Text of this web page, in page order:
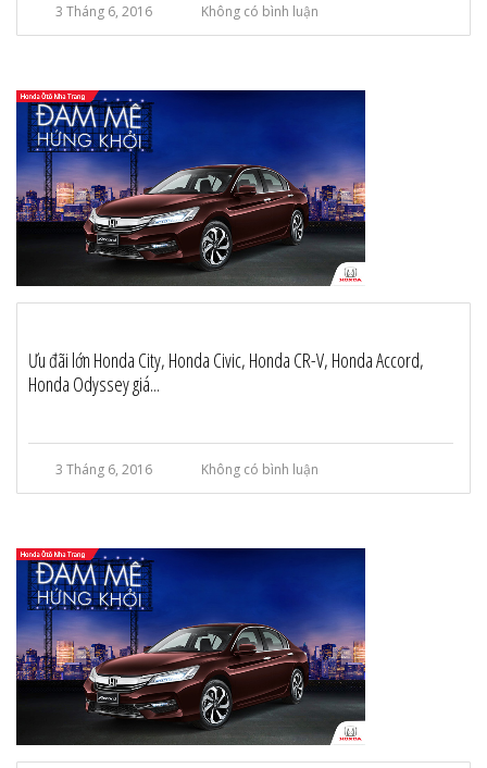
3 Tháng 6, 2016 Không có bình luận
Ưu đãi lớn Honda City, Honda Civic, Honda CR-V, Honda Accord,
Honda Odyssey giá...
3 Tháng 6, 2016 Không có bình luận